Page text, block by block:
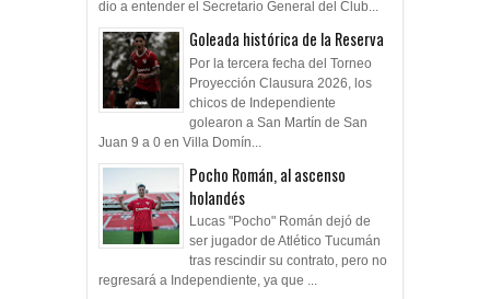
dio a entender el Secretario General del Club...
Goleada histórica de la Reserva
Por la tercera fecha del Torneo
Proyección Clausura 2026, los
chicos de Independiente
golearon a San Martín de San
Juan 9 a 0 en Villa Domín...
Pocho Román, al ascenso
holandés
Lucas "Pocho" Román dejó de
ser jugador de Atlético Tucumán
tras rescindir su contrato, pero no
regresará a Independiente, ya que ...